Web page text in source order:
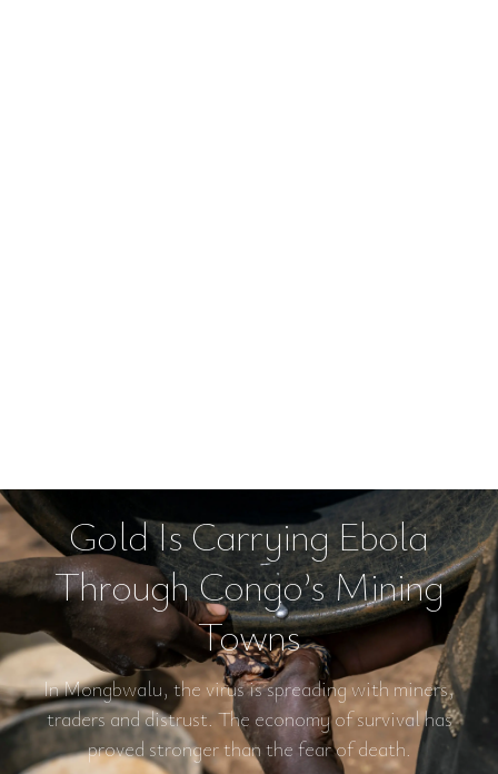
Gold Is Carrying Ebola
Through Congo’s Mining
Towns
In Mongbwalu, the virus is spreading with miners,
traders and distrust. The economy of survival has
proved stronger than the fear of death.